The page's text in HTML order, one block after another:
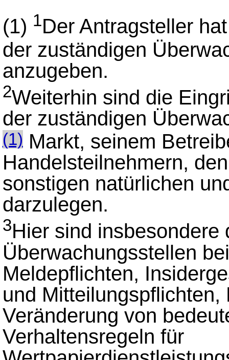
(1) 1Der Antragsteller
der zuständigen
anzugeben.
2Weiterhin sind die
der zuständigen
(1)Markt, seinem
Handelsteilnehmern,
sonstigen natürlichen
darzulegen.
3Hier sind insbesondere
Überwachungsstellen
Meldepflichten,
und
Veränderung von
Verhaltensregeln für